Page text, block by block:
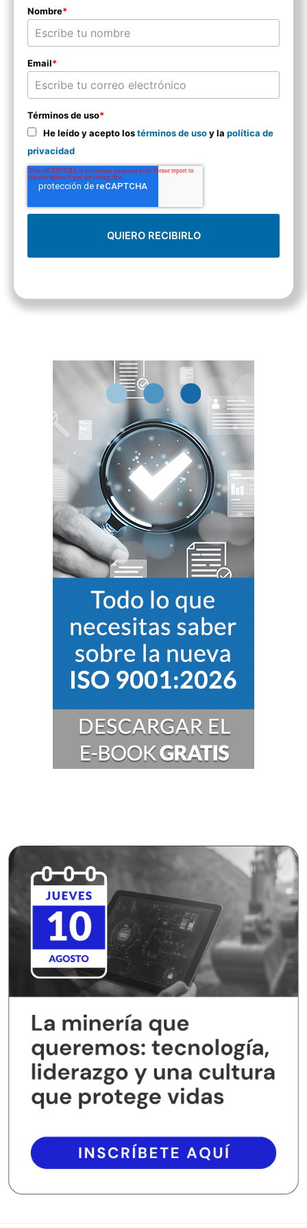
Nombre*
Email*
Términos de uso*
He leído y acepto lostérminos de usoy la política de
privacidad